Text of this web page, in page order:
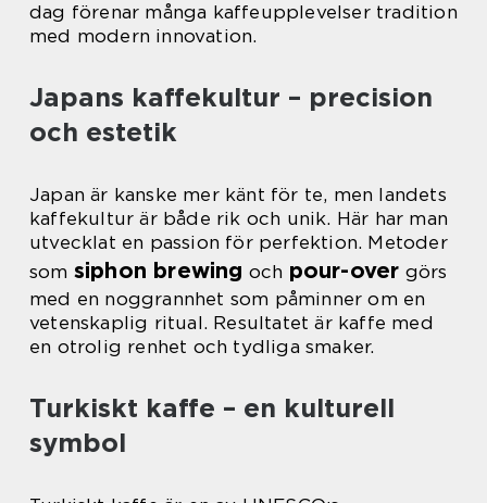
dag förenar många kaffeupplevelser tradition
med modern innovation.
Japans kaffekultur – precision
och estetik
Japan är kanske mer känt för te, men landets
kaffekultur är både rik och unik. Här har man
utvecklat en passion för perfektion. Metoder
som siphon brewing och pour-over görs
med en noggrannhet som påminner om en
vetenskaplig ritual. Resultatet är kaffe med
en otrolig renhet och tydliga smaker.
Turkiskt kaffe – en kulturell
symbol